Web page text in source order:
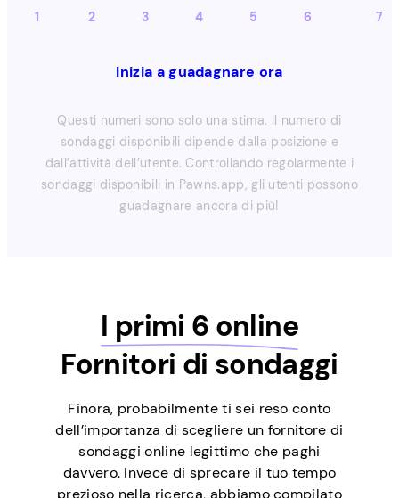
1 2 3 4 5 6 7
Inizia a guadagnare ora
Questi numeri sono solo una stima. Il numero di
sondaggi disponibili dipende dalla posizione e
dall’attività dell’utente. Controllando regolarmente i
sondaggi disponibili in Pawns.app, gli utenti possono
guadagnare ancora di più!
I primi 6 online
Fornitori di sondaggi
Finora, probabilmente ti sei reso conto
dell’importanza di scegliere un fornitore di
sondaggi online legittimo che paghi
davvero. Invece di sprecare il tuo tempo
prezioso nella ricerca, abbiamo compilato